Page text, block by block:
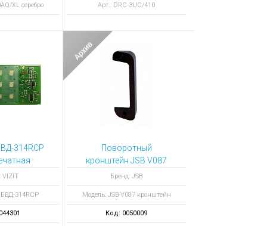
XL серебро Арт.: DRC-3UC/410
314RCP
VIZIT
314RCP
Поворотный
кронштейн JSB V087
черный
Бренд: JSB
Модель: JSB-V087 кронштейн
Код: 0050009